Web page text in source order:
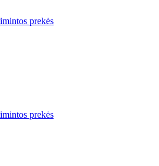
prekės
prekės